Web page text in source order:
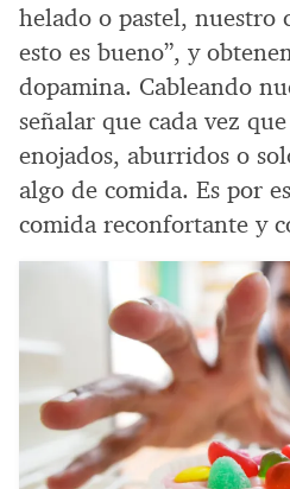
helado o pastel, nuestro
esto es bueno”, y
dopamina. Cableando
señalar que cada vez
enojados, aburridos o
algo de comida. Es por
comida reconfortante y